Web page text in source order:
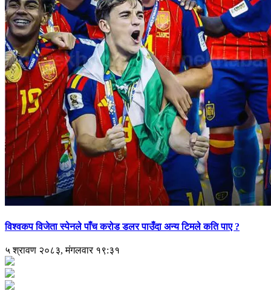
विश्वकप विजेता स्पेनले पाँच करोड डलर पाउँदा अन्य टिमले कति पाए ?
५ श्रावण २०८३, मंगलवार १९:३१